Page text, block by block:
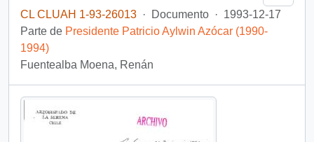
CL CLUAH 1-93-26013 · Documento · 1993-12-17
Parte de Presidente Patricio Aylwin Azócar (1990-
1994)
Fuentealba Moena, Renán